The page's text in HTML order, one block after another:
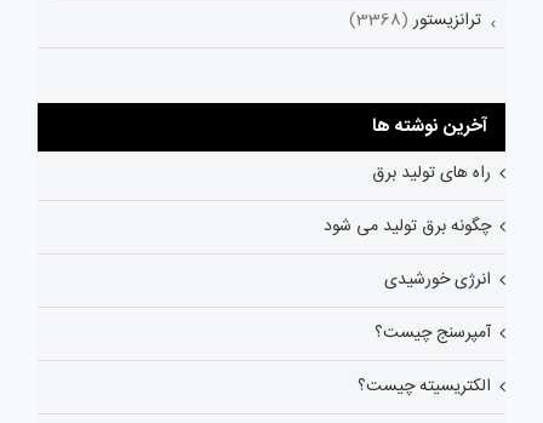
ترانزیستور (3368)
آخرین نوشته ها
راه های تولید برق
چگونه برق تولید می شود
انرژی خورشیدی
آمپرسنج چیست؟
الکتریسیته چیست؟